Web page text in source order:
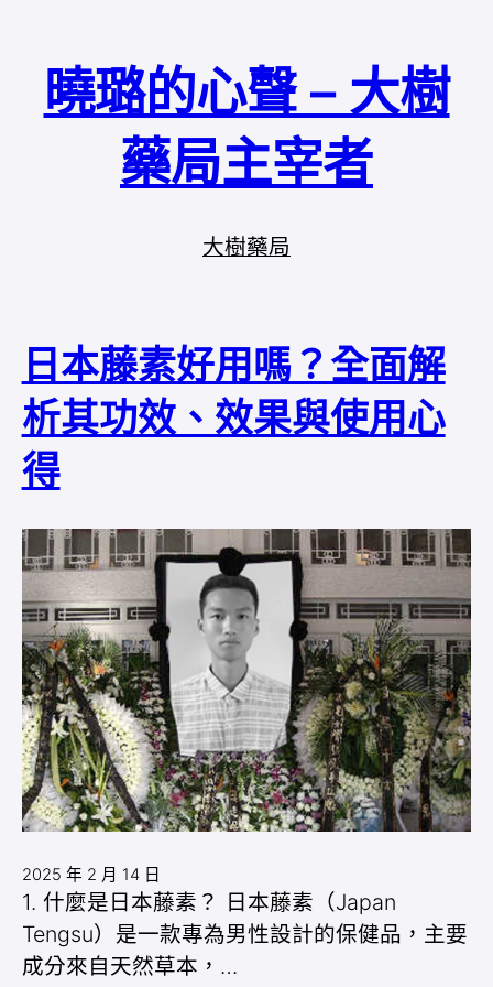
曉璐的心聲 – 大樹
藥局主宰者
大樹藥局
日本藤素好用嗎？全面解
析其功效、效果與使用心
得
2025 年 2 月 14 日
1. 什麼是日本藤素？ 日本藤素（Japan
Tengsu）是一款專為男性設計的保健品，主要
成分來自天然草本，…